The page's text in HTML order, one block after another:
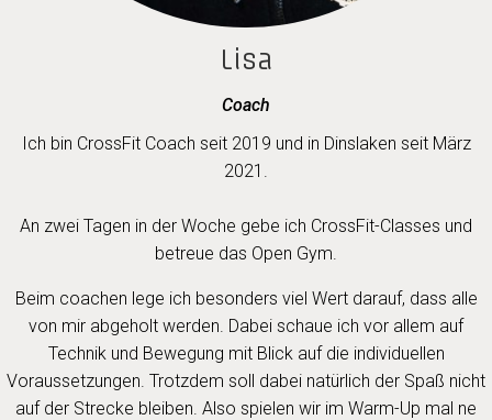
Lisa
Coach
Ich bin CrossFit Coach seit 2019 und in Dinslaken seit März
2021.
An zwei Tagen in der Woche gebe ich CrossFit-Classes und
betreue das Open Gym.
Beim coachen lege ich besonders viel Wert darauf, dass alle
von mir abgeholt werden. Dabei schaue ich vor allem auf
Technik und Bewegung mit Blick auf die individuellen
Voraussetzungen. Trotzdem soll dabei natürlich der Spaß nicht
auf der Strecke bleiben. Also spielen wir im Warm-Up mal ne